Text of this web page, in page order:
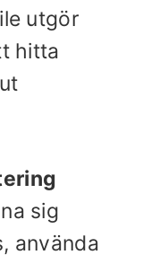
utgör
hitta
sig
använda